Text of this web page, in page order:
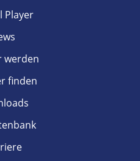
Player
werden
finden